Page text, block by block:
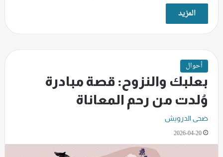
المزيد
أحوال
بعلبك والنزوح: قصة مبادرة
وُلدت من رحم المعاناة
ضحى الدرويش
2026-04-20